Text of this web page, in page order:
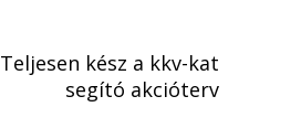
Teljesen kész a kkv-kat
segító akcióterv